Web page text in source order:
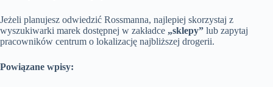
Jeżeli planujesz odwiedzić Rossmanna, najlepiej skorzystaj z
wyszukiwarki marek dostępnej w zakładce „sklepy” lub zapytaj
pracowników centrum o lokalizację najbliższej drogerii.
Powiązane wpisy: